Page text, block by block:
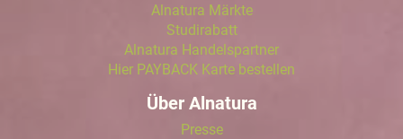
Alnatura Märkte
Studirabatt
Alnatura Handelspartner
Hier PAYBACK Karte bestellen
Über Alnatura
Presse